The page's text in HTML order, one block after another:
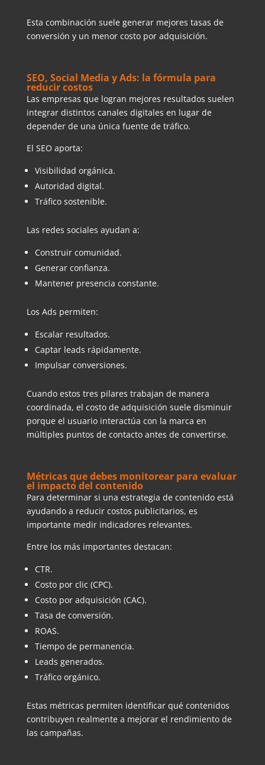
Esta combinación suele generar mejores tasas de
conversión y un menor costo por adquisición.
SEO, Social Media y Ads: la fórmula para
reducir costos
Las empresas que logran mejores resultados suelen
integrar distintos canales digitales en lugar de
depender de una única fuente de tráfico.
El SEO aporta:
Visibilidad orgánica.
Autoridad digital.
Tráfico sostenible.
Las redes sociales ayudan a:
Construir comunidad.
Generar confianza.
Mantener presencia constante.
Los Ads permiten:
Escalar resultados.
Captar leads rápidamente.
Impulsar conversiones.
Cuando estos tres pilares trabajan de manera
coordinada, el costo de adquisición suele disminuir
porque el usuario interactúa con la marca en
múltiples puntos de contacto antes de convertirse.
Métricas que debes monitorear para evaluar
el impacto del contenido
Para determinar si una estrategia de contenido está
ayudando a reducir costos publicitarios, es
importante medir indicadores relevantes.
Entre los más importantes destacan:
CTR.
Costo por clic (CPC).
Costo por adquisición (CAC).
Tasa de conversión.
ROAS.
Tiempo de permanencia.
Leads generados.
Tráfico orgánico.
Estas métricas permiten identificar qué contenidos
contribuyen realmente a mejorar el rendimiento de
las campañas.